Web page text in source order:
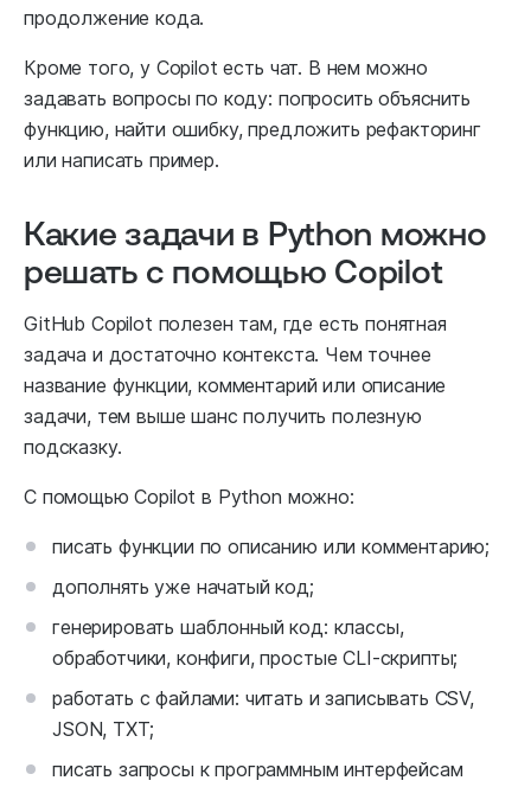
продолжение кода.
Кроме того, у Copilot есть чат. В нем можно
задавать вопросы по коду: попросить объяснить
функцию, найти ошибку, предложить рефакторинг
или написать пример.
Какие задачи в Python можно
решать с помощью Copilot
GitHub Copilot полезен там, где есть понятная
задача и достаточно контекста. Чем точнее
название функции, комментарий или описание
задачи, тем выше шанс получить полезную
подсказку.
С помощью Copilot в Python можно:
писать функции по описанию или комментарию;
дополнять уже начатый код;
генерировать шаблонный код: классы,
обработчики, конфиги, простые CLI-скрипты;
работать с файлами: читать и записывать CSV,
JSON, TXT;
писать запросы к программным интерфейсам